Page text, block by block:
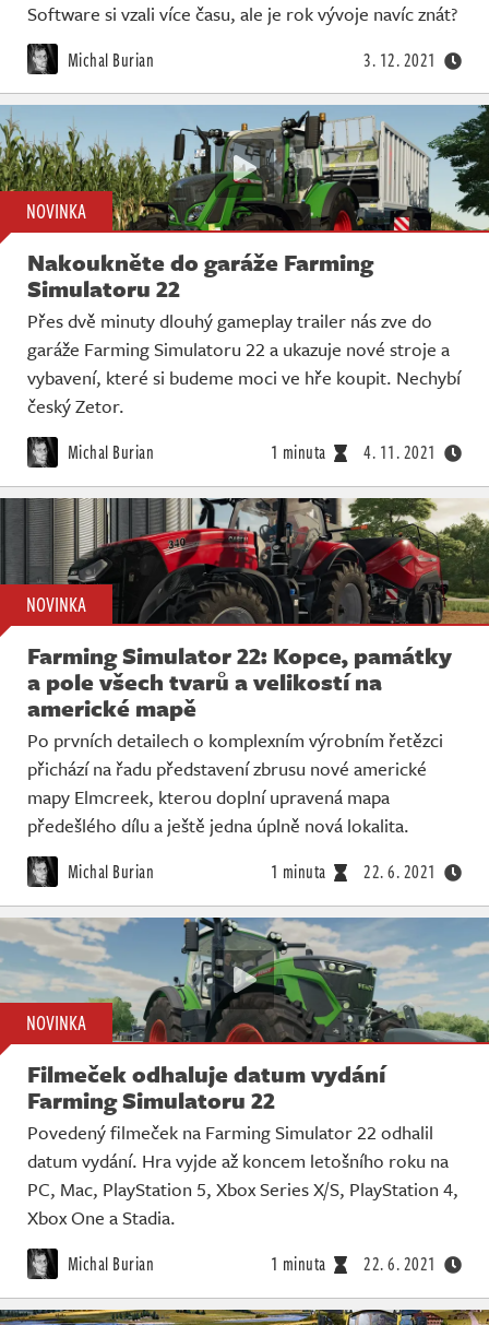
Software si vzali více času, ale je rok vývoje navíc znát?
Michal Burian 3. 12. 2021
NOVINKA
Nakoukněte do garáže Farming
Simulatoru 22
Přes dvě minuty dlouhý gameplay trailer nás zve do
garáže Farming Simulatoru 22 a ukazuje nové stroje a
vybavení, které si budeme moci ve hře koupit. Nechybí
český Zetor.
Michal Burian 1 minuta 4. 11. 2021
NOVINKA
Farming Simulator 22: Kopce, památky
a pole všech tvarů a velikostí na
americké mapě
Po prvních detailech o komplexním výrobním řetězci
přichází na řadu představení zbrusu nové americké
mapy Elmcreek, kterou doplní upravená mapa
předešlého dílu a ještě jedna úplně nová lokalita.
Michal Burian 1 minuta 22. 6. 2021
NOVINKA
Filmeček odhaluje datum vydání
Farming Simulatoru 22
Povedený filmeček na Farming Simulator 22 odhalil
datum vydání. Hra vyjde až koncem letošního roku na
PC, Mac, PlayStation 5, Xbox Series X/S, PlayStation 4,
Xbox One a Stadia.
Michal Burian 1 minuta 22. 6. 2021